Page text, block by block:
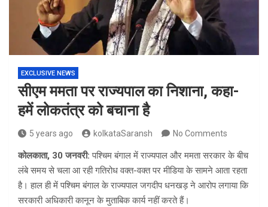
EXCLUSIVE NEWS
सीएम ममता पर राज्यपाल का निशाना, कहा-
हमें लोकतंत्र को बचाना है
5 years ago kolkataSaransh No Comments
कोलकाता, 30 जनवरी: पश्चिम बंगाल में राज्यपाल और ममता सरकार के बीच
लंबे समय से चला आ रही गतिरोध वक्त-वक्त पर मीडिया के सामने आता रहता
है। हाल ही में पश्चिम बंगाल के राज्यपाल जगदीप धनखड़ ने आरोप लगाया कि
सरकारी अधिकारी कानून के मुताबिक कार्य नहीं करते हैं।